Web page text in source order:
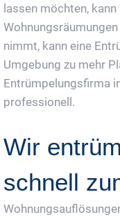
lassen möchten,
nimmt, kann eine
Umgebung zu mehr
Entrümpelungsfirma
professionell.
Wir
schnell